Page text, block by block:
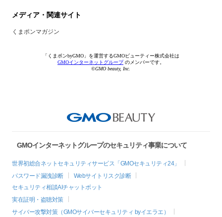
メディア・関連サイト
くまポンマガジン
「くまポンbyGMO」を運営するGMOビューティー株式会社は
GMOインターネットグループのメンバーです。
©GMO beauty, Inc.
GMOインターネットグループのセキュリティ事業について
世界初総合ネットセキュリティサービス「GMOセキュリティ24」
パスワード漏洩診断
Webサイトリスク診断
セキュリティ相談AIチャットボット
実在証明・盗聴対策
サイバー攻撃対策（GMOサイバーセキュリティ byイエラエ）